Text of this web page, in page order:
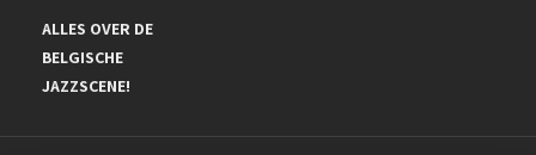
ALLES OVER DE
BELGISCHE
JAZZSCENE!